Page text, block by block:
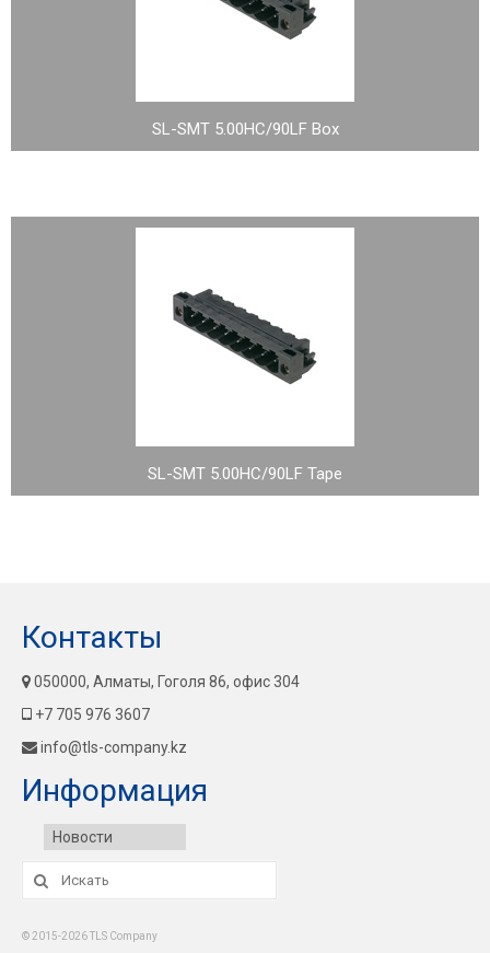
SL-SMT 5.00HC/90LF Box
SL-SMT 5.00HC/90LF Tape
Контакты
050000, Алматы, Гоголя 86, офис 304
+7 705 976 3607
info@tls-company.kz
Информация
Новости
Искать:
© 2015-2026 TLS Company